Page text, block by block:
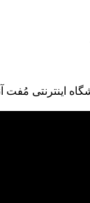
اینترنتی مُفت